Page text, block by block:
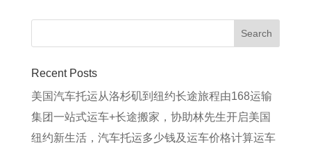
Recent Posts
美国汽车托运从洛杉矶到纽约长途旅程由168运输
集团一站式运车+长途搬家，协助林先生开启美国
纽约新生活，汽车托运多少钱及运车价格计算运车